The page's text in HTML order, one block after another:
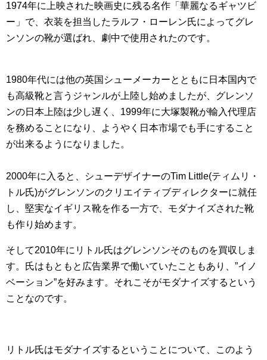
1974年に上映された映画史に残る名作「華麗なるギャツビ
ー」で、衣装を担当したラルフ・ローレン氏によってグレ
ンソンの靴が選ばれ、劇中で使用されたのです。
1980年代には他の英国シューメーカーとともに日本国内で
も高級靴と言うジャンルが上陸し始めましたが、グレンソ
ンの日本上陸は少し遅く、1999年に大塚製靴が輸入代理店
を務めることになり、ようやく日本市場でも手にすること
が出来るようになりました。
2000年に入ると、シューデザイナーのTim Little(ティムリ・
トル氏)がグレンソンのクリエイティブディレクターに就任
し、堅実なイギリス靴を作る一方で、モダナイズされた靴
も作り始めます。
そして2010年にリトル氏はグレンソンそのものを買収しま
す。氏はもともと広告業界で働いていたこともあり、”イノ
ベーション”を好みます。それこそがモダナイズするという
ことなのです。
リトル氏はモダナイズするということについて、このよう